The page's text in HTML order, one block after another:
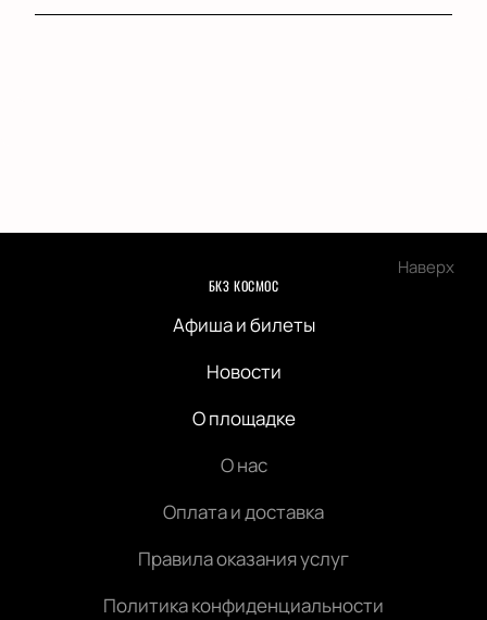
Наверх
БКЗ КОСМОС
Афиша и билеты
Новости
О площадке
О нас
Оплата и доставка
Правила оказания услуг
Политика конфиденциальности